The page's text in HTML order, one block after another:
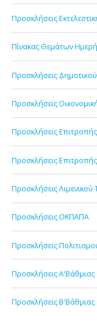
Προσκλήσεις
Πίνακας Θεμάτων
Προσκλήσεις
Προσκλήσεις
Προσκλήσεις
Προσκλήσεις
Προσκλήσεις Λιμενικού
Προσκλήσεις ΟΚΠΑΠΑ
Προσκλήσεις
Προσκλήσεις Α'Βάθμιας
Προσκλήσεις Β'Βάθμιας